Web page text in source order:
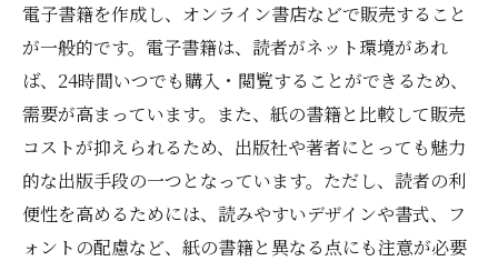
電子書籍を作成し、オンライン書店などで販売すること
が一般的です。電子書籍は、読者がネット環境があれ
ば、24時間いつでも購入・閲覧することができるため、
需要が高まっています。また、紙の書籍と比較して販売
コストが抑えられるため、出版社や著者にとっても魅力
的な出版手段の一つとなっています。ただし、読者の利
便性を高めるためには、読みやすいデザインや書式、フ
ォントの配慮など、紙の書籍と異なる点にも注意が必要